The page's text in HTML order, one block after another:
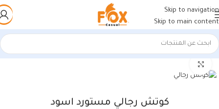
Skip to navigation
Skip to main content
الرئيسية/أحذية رجالي/كوتشي رجالي
كوتش رجالي مستورد اسود